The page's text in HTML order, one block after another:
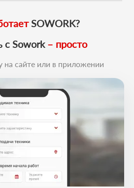
умеет все сделать на отлично. И
настроении!
SOWORK?
с Sowork – просто
на сайте или в приложении